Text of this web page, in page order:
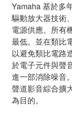
Yamaha 基於多
驅動放大器技術
電源供應。所有
最低。並在類比
以避免類比電路
於電子元件與聲
進一部消除噪音
聲道影音綜合擴
為目的。